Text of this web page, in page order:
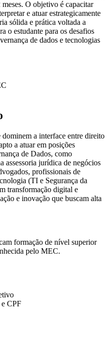
O objetivo é capacitar
e atuar estrategicamente
sólida e prática voltada a
o estudante para os desafios
de dados e tecnologias
a interface entre direito
a atuar em posições
de Dados, como
assessoria jurídica de negócios
profissionais de
(TI e Segurança da
transformação digital e
e inovação que buscam alta
formação de nível superior
pelo MEC.
CPF